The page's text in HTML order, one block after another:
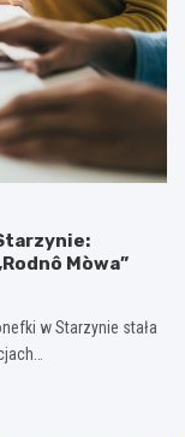
Mòwa”
w Starzynie stała